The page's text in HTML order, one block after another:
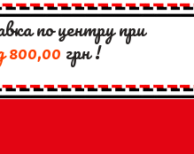
по центру при
800,00грн !